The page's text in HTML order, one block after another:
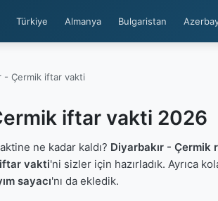
Türkiye Almanya Bulgaristan
- Çermik iftar vakti
iftar vakti 2026
ne kadar kaldı? Diyarbakır - Çermik
vakti'ni sizler için hazırladık. Ayrıca
sayacı'nı da ekledik.